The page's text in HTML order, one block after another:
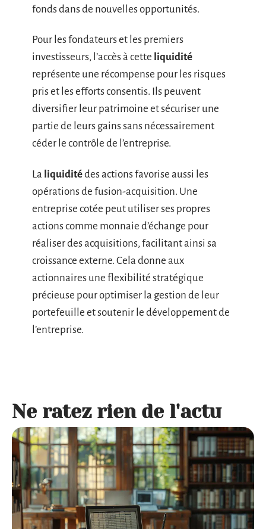
fonds dans de nouvelles opportunités.
Pour les fondateurs et les premiers
investisseurs, l’accès à cette liquidité
représente une récompense pour les risques
pris et les efforts consentis. Ils peuvent
diversifier leur patrimoine et sécuriser une
partie de leurs gains sans nécessairement
céder le contrôle de l’entreprise.
La liquiditédes actions favorise aussi les
opérations de fusion-acquisition. Une
entreprise cotée peut utiliser ses propres
actions comme monnaie d’échange pour
réaliser des acquisitions, facilitant ainsi sa
croissance externe. Cela donne aux
actionnaires une flexibilité stratégique
précieuse pour optimiser la gestion de leur
portefeuille et soutenir le développement de
l’entreprise.
Ne ratez rien de l'actu